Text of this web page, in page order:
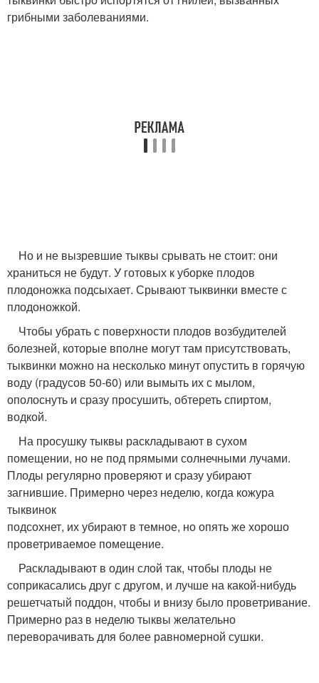
грибными заболеваниями.
Но и не вызревшие тыквы срывать не стоит: они
храниться не будут. У готовых к уборке плодов
плодоножка подсыхает. Срывают тыквинки вместе с
плодоножкой.
Чтобы убрать с поверхности плодов возбудителей
болезней, которые вполне могут там присутствовать,
тыквинки можно на несколько минут опустить в горячую
воду (градусов 50-60) или вымыть их с мылом,
ополоснуть и сразу просушить, обтереть спиртом,
водкой.
На просушку тыквы раскладывают в сухом
помещении, но не под прямыми солнечными лучами.
Плоды регулярно проверяют и сразу убирают
загнившие. Примерно через неделю, когда кожура
тыквинок
подсохнет, их убирают в темное, но опять же хорошо
проветриваемое помещение.
Раскладывают в один слой так, чтобы плоды не
соприкасались друг с другом, и лучше на какой-нибудь
решетчатый поддон, чтобы и внизу было проветривание.
Примерно раз в неделю тыквы желательно
переворачивать для более равномерной сушки.